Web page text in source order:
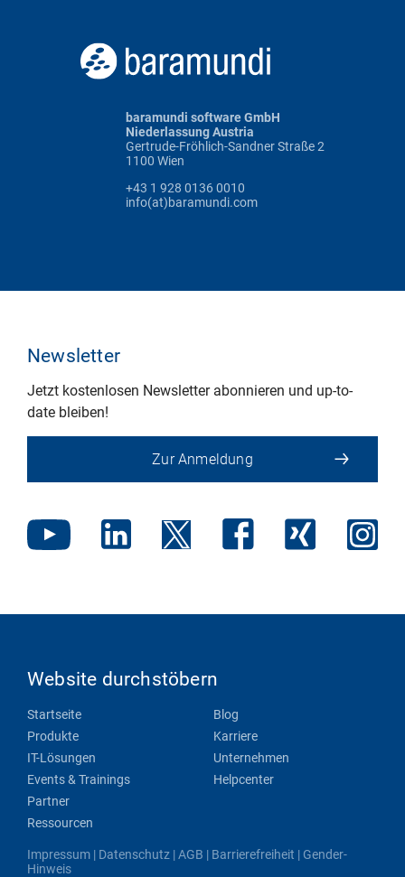
baramundi software GmbH
Niederlassung Austria
Gertrude-Fröhlich-Sandner Straße 2
1100 Wien
+43 1 928 0136 0010
info(at)baramundi.com
Newsletter
Jetzt kostenlosen Newsletter abonnieren und up-to-
date bleiben!
Zur Anmeldung
Website durchstöbern
Startseite
Produkte
IT-Lösungen
Events & Trainings
Partner
Ressourcen
Blog
Karriere
Unternehmen
Helpcenter
Impressum | Datenschutz |AGB | Barrierefreiheit | Gender-
Hinweis